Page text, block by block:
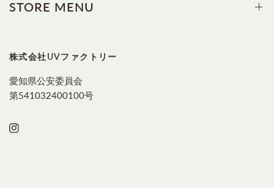
STORE MENU
株式会社UVファクトリー
愛知県公安委員会
第541032400100号